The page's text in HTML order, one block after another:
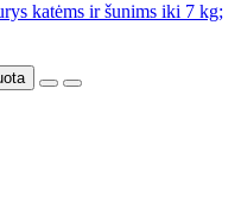
katėms ir šunims iki 7 kg;